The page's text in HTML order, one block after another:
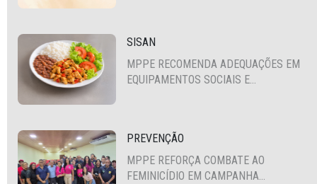
SISAN
MPPE RECOMENDA ADEQUAÇÕES EM
EQUIPAMENTOS SOCIAIS E
PREVENÇÃO
MPPE REFORÇA COMBATE AO
FEMINICÍDIO EM CAMPANHA